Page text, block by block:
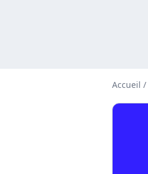
Accueil /